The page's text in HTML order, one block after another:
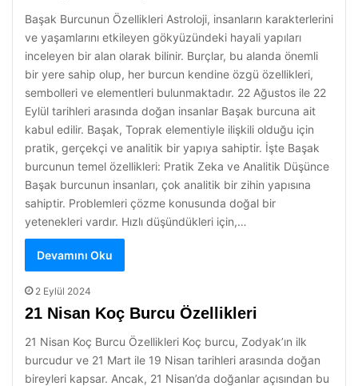
Başak Burcunun Özellikleri Astroloji, insanların karakterlerini
ve yaşamlarını etkileyen gökyüzündeki hayali yapıları
inceleyen bir alan olarak bilinir. Burçlar, bu alanda önemli
bir yere sahip olup, her burcun kendine özgü özellikleri,
sembolleri ve elementleri bulunmaktadır. 22 Ağustos ile 22
Eylül tarihleri arasında doğan insanlar Başak burcuna ait
kabul edilir. Başak, Toprak elementiyle ilişkili olduğu için
pratik, gerçekçi ve analitik bir yapıya sahiptir. İşte Başak
burcunun temel özellikleri: Pratik Zeka ve Analitik Düşünce
Başak burcunun insanları, çok analitik bir zihin yapısına
sahiptir. Problemleri çözme konusunda doğal bir
yetenekleri vardır. Hızlı düşündükleri için,…
Devamını Oku
2 Eylül 2024
21 Nisan Koç Burcu Özellikleri
21 Nisan Koç Burcu Özellikleri Koç burcu, Zodyak’ın ilk
burcudur ve 21 Mart ile 19 Nisan tarihleri arasında doğan
bireyleri kapsar. Ancak, 21 Nisan’da doğanlar açısından bu